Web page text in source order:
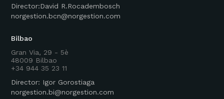
Director:David R.Rocadembosch
norgestion.bcn@norgestion.com
Bilbao
Gran Via, 29 - 5è
48009 Bilbao
+34 944 35 23 11
Director: Igor Gorostiaga
norgestion.bi@norgestion.com